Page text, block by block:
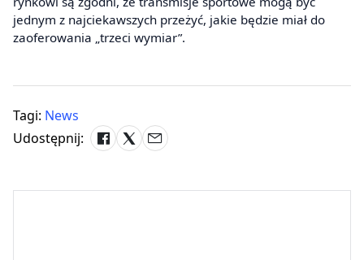
jednym z najciekawszych przeżyć, jakie będzie miał do
zaoferowania „trzeci wymiar”.
Tagi: News
Udostępnij: